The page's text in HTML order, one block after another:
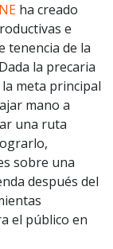
ha creado
e
tenencia de la
la precaria
meta principal
mano a
una ruta
sobre una
después del
el público en